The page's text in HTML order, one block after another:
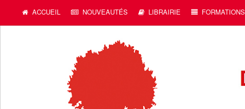
ACCUEIL NOUVEAUTÉS LIBRAIRIE FORMATIONS